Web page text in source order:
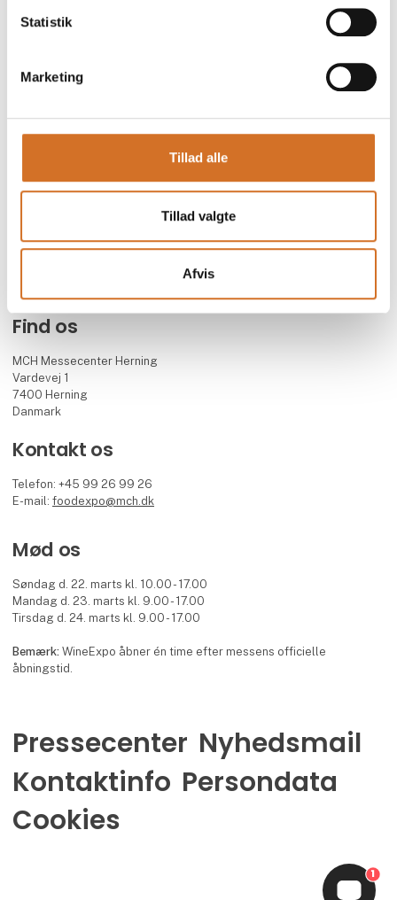
Statistik
Marketing
Tillad alle
Tillad valgte
Afvis
Messen arrangeres i samarbejde med 13 toneangivende
restaurant og detail, og har eksisteret siden 2004.
Find os
MCH Messecenter Herning
Vardevej 1
7400 Herning
Danmark
Kontakt os
Telefon: +45 99 26 99 26
E-mail:foodexpo@mch.dk
Mød os
Søndag d. 22. marts kl. 10.00 - 17.00
Mandag d. 23. marts kl. 9.00 - 17.00
Tirsdag d. 24. marts kl. 9.00 - 17.00
Bemærk:WineExpo åbner én time efter messens officielle
åbningstid.
Pressecenter Nyhedsmail
Kontaktinfo Persondata
Cookies
1